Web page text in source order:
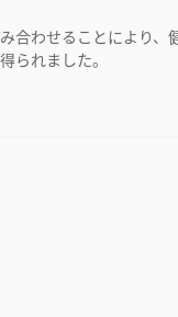
合わせることにより、
られました。